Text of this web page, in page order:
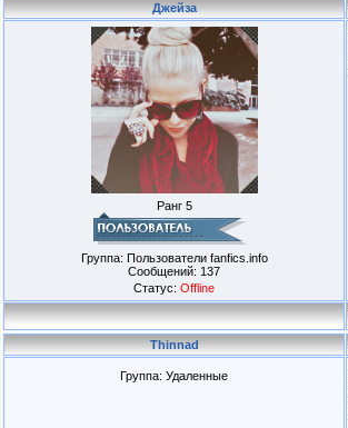
Джейза
Ранг 5
Группа: Пользователи fanfics.info
Сообщений: 137
Статус: Offline
Thinnad
Группа: Удаленные